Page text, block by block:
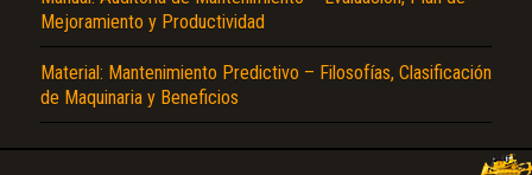
Mejoramiento y Productividad
Material: Mantenimiento Predictivo – Filosofías, Clasificación
de Maquinaria y Beneficios